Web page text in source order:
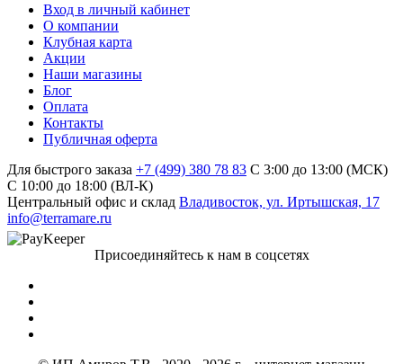
Вход в личный кабинет
О компании
Клубная карта
Акции
Наши магазины
Блог
Оплата
Контакты
Публичная оферта
Для быстрого заказа +7 (499) 380 78 83 С 3:00 до 13:00 (МСК)
C 10:00 до 18:00 (ВЛ-К)
Центральный офис и склад Владивосток, ул. Иртышская, 17
info@terramare.ru
Присоединяйтесь к нам в соцсетях